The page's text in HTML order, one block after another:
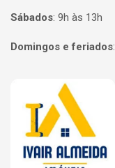
Sábados: 9h às 13h
Domingos e feriados:
Página inicial